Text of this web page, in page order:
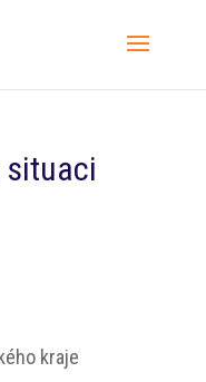
situaci
kraje